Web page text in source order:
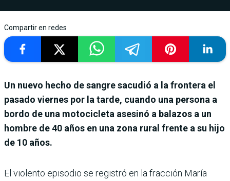
Compartir en redes
Un nuevo hecho de sangre sacudió a la frontera el
pasado viernes por la tarde, cuando una persona a
bordo de una motocicleta asesinó a balazos a un
hombre de 40 años en una zona rural frente a su hijo
de 10 años.
El violento episodio se registró en la fracción María